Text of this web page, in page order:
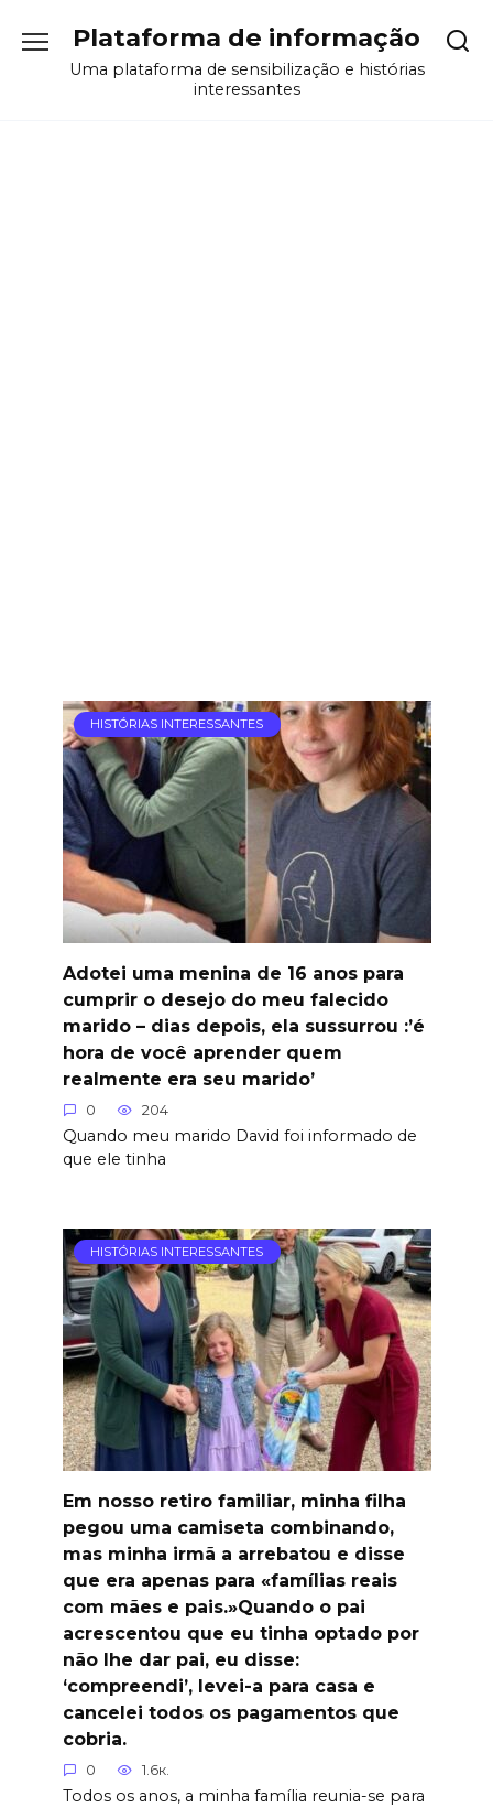
содержанию
Plataforma de informação
Uma plataforma de sensibilização e histórias
interessantes
HISTÓRIAS INTERESSANTES
Adotei uma menina de 16 anos para
cumprir o desejo do meu falecido
marido – dias depois, ela sussurrou :’é
hora de você aprender quem
realmente era seu marido’
0 204
Quando meu marido David foi informado de
que ele tinha
HISTÓRIAS INTERESSANTES
Em nosso retiro familiar, minha filha
pegou uma camiseta combinando,
mas minha irmã a arrebatou e disse
que era apenas para «famílias reais
com mães e pais.»Quando o pai
acrescentou que eu tinha optado por
não lhe dar pai, eu disse:
‘compreendi’, levei-a para casa e
cancelei todos os pagamentos que
cobria.
0 1.6к.
Todos os anos, a minha família reunia-se para